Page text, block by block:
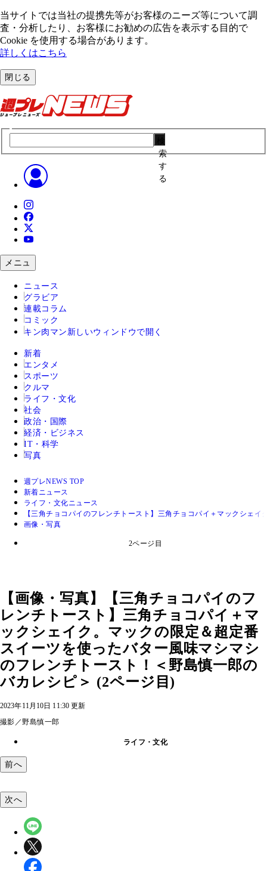
当サイトでは当社の提携先等がお客様のニーズ等について調
査・分析したり、お客様にお勧めの広告を表⽰する⽬的で
Cookie を使⽤する場合があります。
詳しくはこちら
閉じる
索
す
る
メニュ
ニュース
グラビア
連載コラム
コミック
キン肉マン 新しいウィンドウで開く
新着
エンタメ
スポーツ
クルマ
ライフ・文化
社会
政治・国際
経済・ビジネス
IT・科学
写真
週プレNEWS TOP
新着ニュース
ライフ・文化ニュース
【三角チョコパイのフレンチトースト】三角チョコパイ＋マックシェ
画像・写真
2ページ目
【画像・写真】【三角チョコパイのフ
レンチトースト】三角チョコパイ＋マ
ックシェイク。マックの限定＆超定番
スイーツを使ったバター風味マシマシ
のフレンチトースト！＜野島慎一郎の
バカレシピ＞ (2ページ目)
2023年11月10日 11:30 更新
撮影／野島慎一郎
ライフ・文化
前へ
次へ